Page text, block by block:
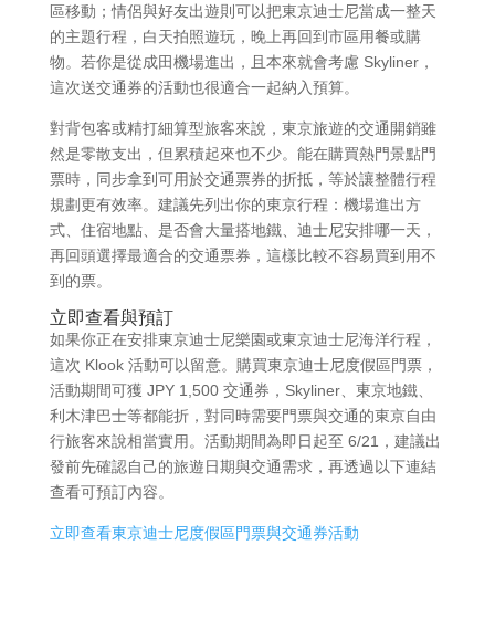
區移動；情侶與好友出遊則可以把東京迪士尼當成一整天
的主題行程，白天拍照遊玩，晚上再回到市區用餐或購
物。若你是從成田機場進出，且本來就會考慮 Skyliner，
這次送交通券的活動也很適合一起納入預算。
對背包客或精打細算型旅客來說，東京旅遊的交通開銷雖
然是零散支出，但累積起來也不少。能在購買熱門景點門
票時，同步拿到可用於交通票券的折抵，等於讓整體行程
規劃更有效率。建議先列出你的東京行程：機場進出方
式、住宿地點、是否會大量搭地鐵、迪士尼安排哪一天，
再回頭選擇最適合的交通票券，這樣比較不容易買到用不
到的票。
立即查看與預訂
如果你正在安排東京迪士尼樂園或東京迪士尼海洋行程，
這次 Klook 活動可以留意。購買東京迪士尼度假區門票，
活動期間可獲 JPY 1,500 交通券，Skyliner、東京地鐵、
利木津巴士等都能折，對同時需要門票與交通的東京自由
行旅客來說相當實用。活動期間為即日起至 6/21，建議出
發前先確認自己的旅遊日期與交通需求，再透過以下連結
查看可預訂內容。
立即查看東京迪士尼度假區門票與交通券活動